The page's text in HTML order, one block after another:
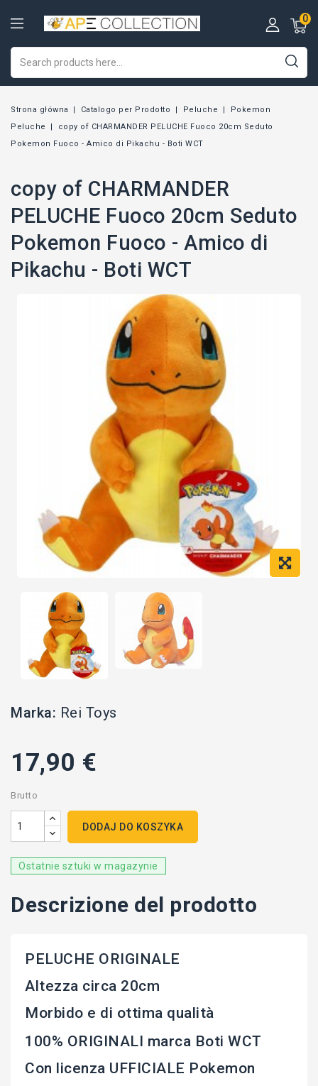
0
Strona główna Catalogo per Prodotto Peluche
Pokemon
Peluche
copy of CHARMANDER PELUCHE Fuoco 20cm Seduto
Pokemon Fuoco - Amico di Pikachu - Boti WCT
copy of CHARMANDER
PELUCHE Fuoco 20cm Seduto
Pokemon Fuoco - Amico di
Pikachu - Boti WCT
Marka: Rei Toys
17,90 €
Brutto
DODAJ DO KOSZYKA
Ostatnie sztuki w magazynie
Descrizione del prodotto
PELUCHE ORIGINALE
Altezza circa 20cm
Morbido e di ottima qualità
100% ORIGINALI marca Boti WCT
Con licenza UFFICIALE Pokemon